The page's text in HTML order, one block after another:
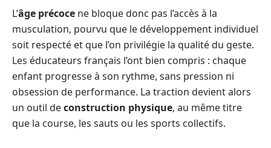
L’âge précoce ne bloque donc pas l’accès à la
musculation, pourvu que le développement individuel
soit respecté et que l’on privilégie la qualité du geste.
Les éducateurs français l’ont bien compris : chaque
enfant progresse à son rythme, sans pression ni
obsession de performance. La traction devient alors
un outil deconstruction physique, au même titre
que la course, les sauts ou les sports collectifs.